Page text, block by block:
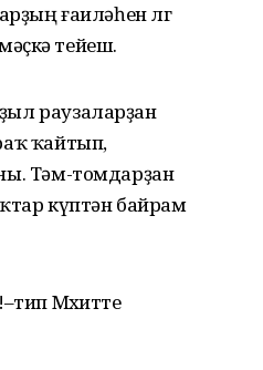
ғаиләһен өлгө
тейеш.
раузаларҙан
ҡайтып,
Тәм-томдарҙан
күптән байрам
Мөхитте